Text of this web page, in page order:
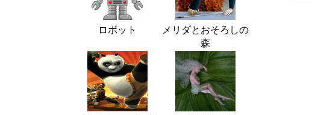
ロボット
メリダとおそろしの
森